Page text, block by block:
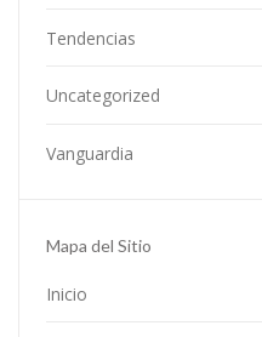
Tendencias
Uncategorized
Vanguardia
Mapa del Sitio
Inicio